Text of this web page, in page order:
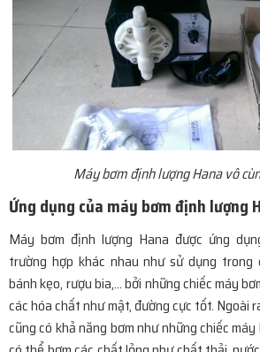
Máy bơm định lượng Hana vô
Ứng dụng của máy bơm định lượng
Máy bơm định lượng Hana được ứng
trường hợp khác nhau như sử dụng trong
bánh kẹo, rượu bia,… bởi những chiếc máy
các hóa chất như mật, đường cực tốt. Ngoài
cũng có khả năng bơm như những chiếc